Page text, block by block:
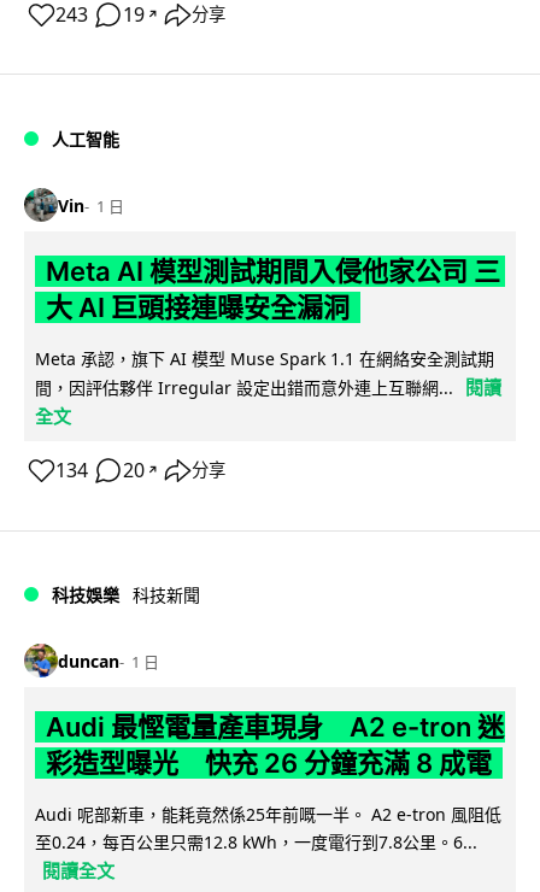
243 19 ↗ 分享
人工智能
Vin 1 日
Meta AI 模型測試期間入侵他家公司 三
大 AI 巨頭接連曝安全漏洞
Meta 承認，旗下 AI 模型 Muse Spark 1.1 在網絡安全測試期
間，因評估夥伴 Irregular 設定出錯而意外連上互聯網...
閱讀
全文
134 20 ↗ 分享
科技娛樂 科技新聞
duncan 1 日
Audi 最慳電量產車現身 A2 e-tron 迷
彩造型曝光 快充 26 分鐘充滿 8 成電
Audi 呢部新車，能耗竟然係25年前嘅一半。 A2 e-tron 風阻低
至0.24，每百公里只需12.8 kWh，一度電行到7.8公里。6...
閱讀全文